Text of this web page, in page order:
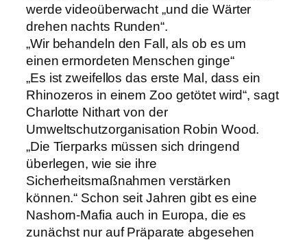
werde videoüberwacht „und die Wärter
drehen nachts Runden“.
„Wir behandeln den Fall, als ob es um
einen ermordeten Menschen ginge“
„Es ist zweifellos das erste Mal, dass ein
Rhinozeros in einem Zoo getötet wird“, sagt
Charlotte Nithart von der
Umweltschutzorganisation Robin Wood.
„Die Tierparks müssen sich dringend
überlegen, wie sie ihre
Sicherheitsmaßnahmen verstärken
können.“ Schon seit Jahren gibt es eine
Nashorn-Mafia auch in Europa, die es
zunächst nur auf Präparate abgesehen